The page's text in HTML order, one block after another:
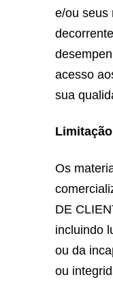
e/ou seus
acesso
sua
Os
DE
incluindo
ou da
ou